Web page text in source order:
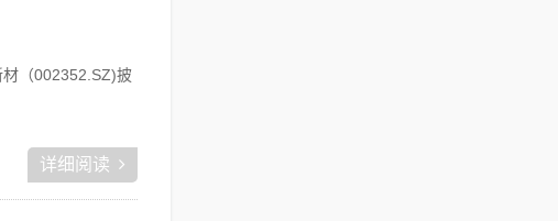
（002352.SZ)披
详细阅读